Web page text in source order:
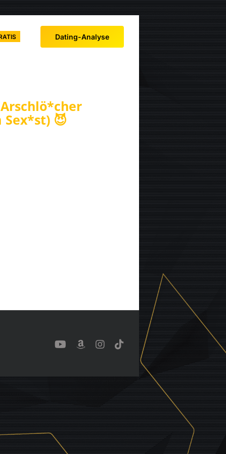
Dating-Analyse
😈
YouTubeBenutzerdefiniert
Instagram
Tiktok